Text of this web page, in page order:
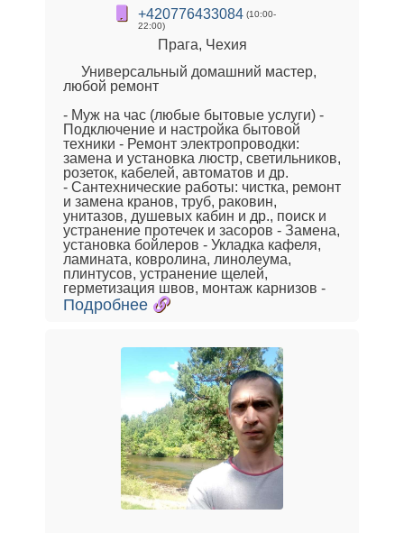
+420776433084 (10:00-
22:00)
Прага, Чехия
Универсальный домашний мастер,
любой ремонт
- Муж на час (любые бытовые услуги) -
Подключение и настройка бытовой
техники - Ремонт электропроводки:
замена и установка люстр, светильников,
розеток, кабелей, автоматов и др.
- Сантехнические работы: чистка, ремонт
и замена кранов, труб, раковин,
унитазов, душевых кабин и др., поиск и
устранение протечек и засоров - Замена,
установка бойлеров - Укладка кафеля,
ламината, ковролина, линолеума,
плинтусов, устранение щелей,
герметизация швов, монтаж карнизов -
Подробнее